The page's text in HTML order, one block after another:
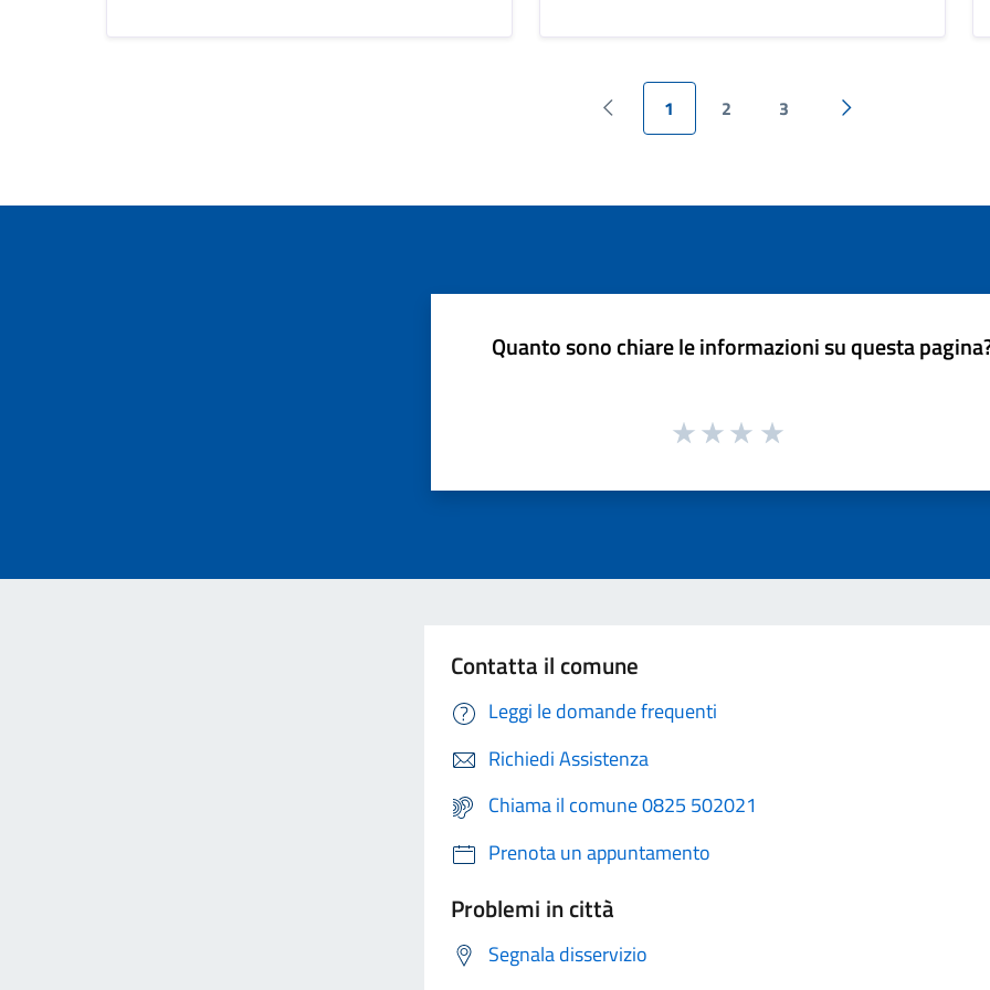
Pagina precedente
1 2 3
Pagina successiva
Quanto sono chiare le informazioni su questa
Contatta il comune
Leggi le domande frequenti
Richiedi Assistenza
Chiama il comune 0825 502021
Prenota un appuntamento
Problemi in città
Segnala disservizio